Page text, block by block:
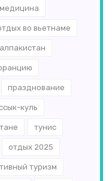
медицина
во вьетнаме
празднование
куль
тунис
отдых 2025
туризм